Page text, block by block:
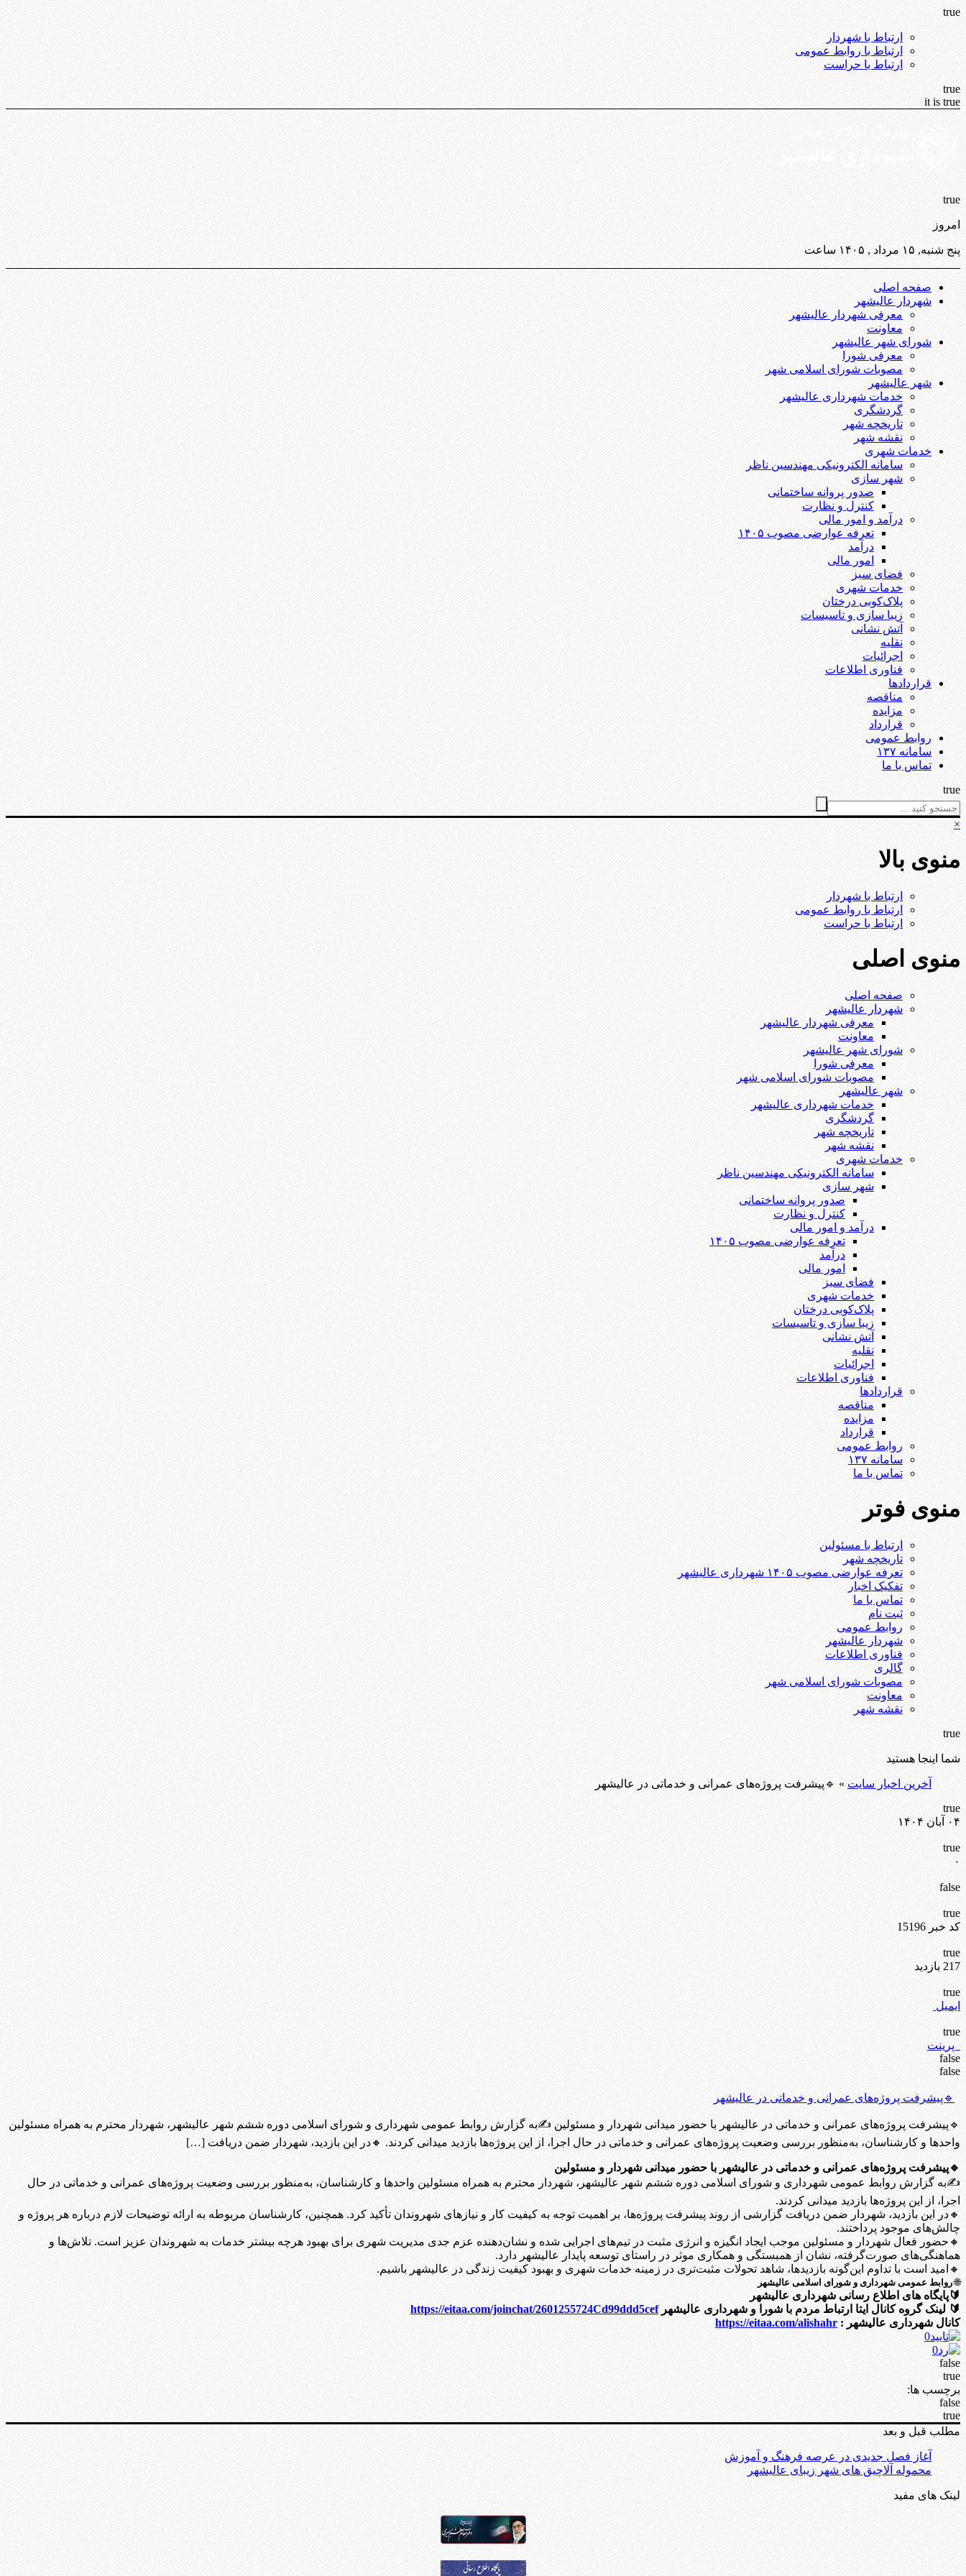
true
ارتباط با شهردار
ارتباط با روابط عمومی
ارتباط با حراست
true
it is true
true
امروز
پنج شنبه, ۱۵ مرداد , ۱۴۰۵ ساعت
صفحه اصلی
شهردار عالیشهر
معرفی شهردار عالیشهر
معاونت
شورای شهر عالیشهر
معرفی شورا
مصوبات شورای اسلامی شهر
شهر عالیشهر
خدمات شهرداری عالیشهر
گردشگری
تاریخچه شهر
نقشه شهر
خدمات شهری
سامانه الکترونیکی مهندسین ناظر
شهر سازی
صدور پروانه ساختمانی
کنترل و نظارت
درآمد و امور مالی
تعرفه عوارضی مصوب ۱۴۰۵
درآمد
امور مالی
فضای سبز
خدمات شهری
پلاک‌کوبی درختان
زیبا سازی و تاسیسات
آتش نشانی
نقلیه
اجرائیات
فناوری اطلاعات
قراردادها
مناقصه
مزایده
قرارداد
روابط عمومی
سامانه ۱۳۷
تماس با ما
true
×
منوی بالا
ارتباط با شهردار
ارتباط با روابط عمومی
ارتباط با حراست
منوی اصلی
صفحه اصلی
شهردار عالیشهر
معرفی شهردار عالیشهر
معاونت
شورای شهر عالیشهر
معرفی شورا
مصوبات شورای اسلامی شهر
شهر عالیشهر
خدمات شهرداری عالیشهر
گردشگری
تاریخچه شهر
نقشه شهر
خدمات شهری
سامانه الکترونیکی مهندسین ناظر
شهر سازی
صدور پروانه ساختمانی
کنترل و نظارت
درآمد و امور مالی
تعرفه عوارضی مصوب ۱۴۰۵
درآمد
امور مالی
فضای سبز
خدمات شهری
پلاک‌کوبی درختان
زیبا سازی و تاسیسات
آتش نشانی
نقلیه
اجرائیات
فناوری اطلاعات
قراردادها
مناقصه
مزایده
قرارداد
روابط عمومی
سامانه ۱۳۷
تماس با ما
منوی فوتر
ارتباط با مسئولین
تاریخچه شهر
تعرفه عوارضی مصوب ۱۴۰۵ شهرداری عالیشهر
تفکیک اخبار
تماس با ما
ثبت نام
روابط عمومی
شهردار عالیشهر
فناوری اطلاعات
گالری
مصوبات شورای اسلامی شهر
معاونت
نقشه شهر
true
شما اینجا هستید
آخرین اخبار سایت » 🔹پیشرفت پروژه‌های عمرانی و خدماتی در عالیشهر
true
۰۴ آبان ۱۴۰۴
true
۰
false
true
کد خبر 15196
true
217 بازدید
true
ایمیل
true
پرینت
false
false
🔹پیشرفت پروژه‌های عمرانی و خدماتی در عالیشهر
🔹پیشرفت پروژه‌های عمرانی و خدماتی در عالیشهر با حضور میدانی شهردار و مسئولین ✍به گزارش روابط عمومی شهرداری و شورای اسلامی دوره ششم شهر عالیشهر، شهردار محترم به همراه مسئولین
واحدها و کارشناسان، به‌منظور بررسی وضعیت پروژه‌های عمرانی و خدماتی در حال اجرا، از این پروژه‌ها بازدید میدانی کردند. 🔸در این بازدید، شهردار ضمن دریافت […]
🔹پیشرفت پروژه‌های عمرانی و خدماتی در عالیشهر با حضور میدانی شهردار و مسئولین
✍به گزارش روابط عمومی شهرداری و شورای اسلامی دوره ششم شهر عالیشهر، شهردار محترم به همراه مسئولین واحدها و کارشناسان، به‌منظور بررسی وضعیت پروژه‌های عمرانی و خدماتی در حال
اجرا، از این پروژه‌ها بازدید میدانی کردند.
🔸در این بازدید، شهردار ضمن دریافت گزارشی از روند پیشرفت پروژه‌ها، بر اهمیت توجه به کیفیت کار و نیازهای شهروندان تأکید کرد. همچنین، کارشناسان مربوطه به ارائه توضیحات لازم درباره هر پروژه و
چالش‌های موجود پرداختند.
🔸حضور فعال شهردار و مسئولین موجب ایجاد انگیزه و انرژی مثبت در تیم‌های اجرایی شده و نشان‌دهنده عزم جدی مدیریت شهری برای بهبود هرچه بیشتر خدمات به شهروندان عزیز است. تلاش‌ها و
هماهنگی‌های صورت‌گرفته، نشان از همبستگی و همکاری موثر در راستای توسعه پایدار عالیشهر دارد.
🔸امید است با تداوم این‌گونه بازدیدها، شاهد تحولات مثبت‌تری در زمینه خدمات شهری و بهبود کیفیت زندگی در عالیشهر باشیم.
🌐روابط عمومی شهرداری و شورای اسلامی عالیشهر
🔰پایگاه های اطلاع رسانی شهرداری عالیشهر
🔰 لینک گروه کانال ایتا ارتباط مردم با شورا و شهرداری عالیشهرhttps://eitaa.com/joinchat/2601255724Cd99ddd5cef
کانال شهرداری عالیشهر : https://eitaa.com/alishahr
0
0
false
true
برچسب ها:
false
true
مطلب قبل و بعد
آغاز فصل جدیدی در عرصه فرهنگ و آموزش
محموله آلاچیق های شهر زیبای عالیشهر
لینک های مفید